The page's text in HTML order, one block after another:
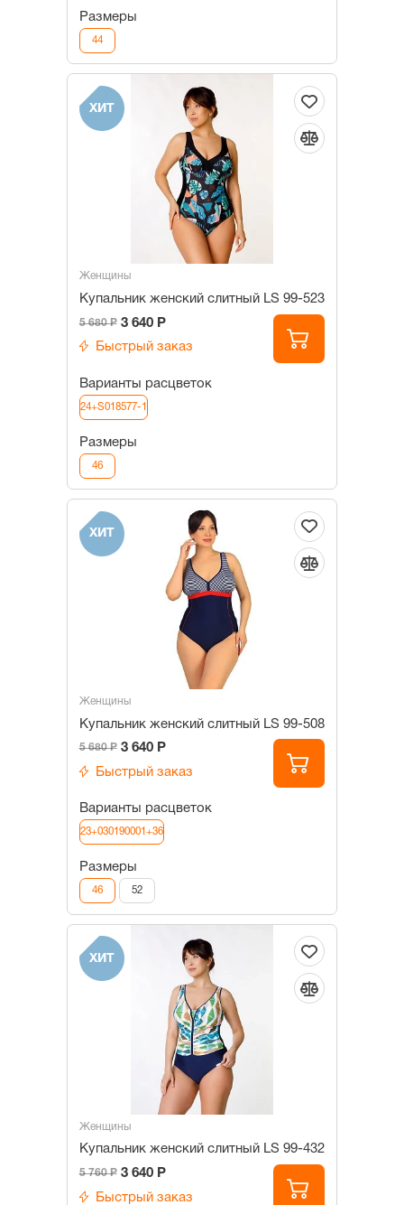
Размеры
44
ХИТ
Женщины
Купальник женский слитный LS 99-523
5 680 Р 3 640 Р
Быстрый заказ
Варианты расцветок
24+S018577-1
Размеры
46
ХИТ
Женщины
Купальник женский слитный LS 99-508
5 680 Р 3 640 Р
Быстрый заказ
Варианты расцветок
23+030190001+36
Размеры
46 52
ХИТ
Женщины
Купальник женский слитный LS 99-432
5 760 Р 3 640 Р
Быстрый заказ